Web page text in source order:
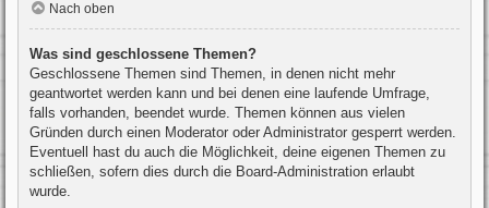
Nach oben
Was sind geschlossene Themen?
Geschlossene Themen sind Themen, in denen nicht mehr
geantwortet werden kann und bei denen eine laufende Umfrage,
falls vorhanden, beendet wurde. Themen können aus vielen
Gründen durch einen Moderator oder Administrator gesperrt werden.
Eventuell hast du auch die Möglichkeit, deine eigenen Themen zu
schließen, sofern dies durch die Board-Administration erlaubt
wurde.